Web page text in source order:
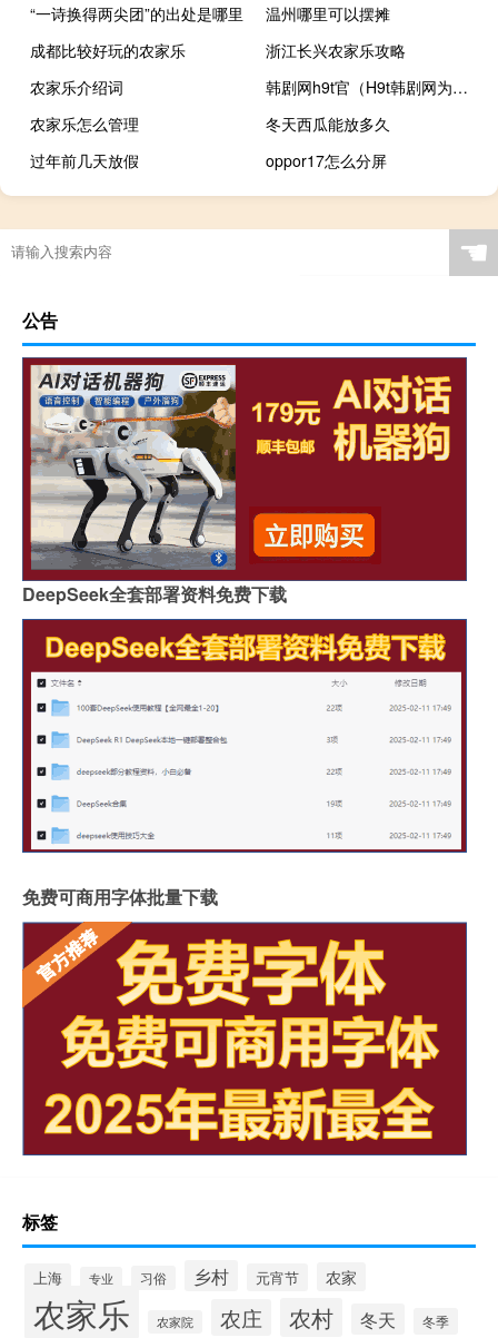
“一诗换得两尖团”的出处是哪里
温州哪里可以摆摊
成都比较好玩的农家乐
浙江长兴农家乐攻略
农家乐介绍词
韩剧网h9t官（H9t韩剧网为什么打不开）
农家乐怎么管理
冬天西瓜能放多久
过年前几天放假
oppor17怎么分屏
☚
公告
DeepSeek全套部署资料免费下载
免费可商用字体批量下载
标签
上海 专业 习俗 乡村 元宵节 农家
农家乐 农家院 农庄 农村 冬天 冬季